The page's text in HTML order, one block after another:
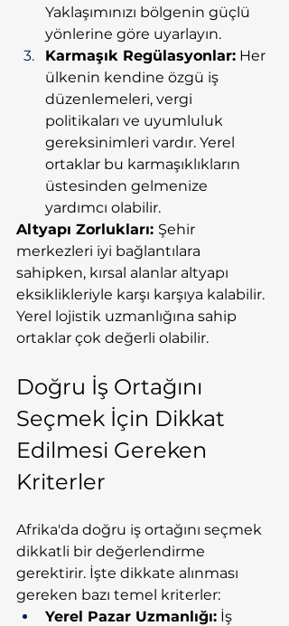
Yaklaşımınızı bölgenin güçlü
yönlerine göre uyarlayın.
Karmaşık Regülasyonlar: Her
ülkenin kendine özgü iş
düzenlemeleri, vergi
politikaları ve uyumluluk
gereksinimleri vardır. Yerel
ortaklar bu karmaşıklıkların
üstesinden gelmenize
yardımcı olabilir.
Altyapı Zorlukları: Şehir
merkezleri iyi bağlantılara
sahipken, kırsal alanlar altyapı
eksiklikleriyle karşı karşıya kalabilir.
Yerel lojistik uzmanlığına sahip
ortaklar çok değerli olabilir.
Doğru İş Ortağını
Seçmek İçin Dikkat
Edilmesi Gereken
Kriterler
Afrika'da doğru iş ortağını seçmek
dikkatli bir değerlendirme
gerektirir. İşte dikkate alınması
gereken bazı temel kriterler:
Yerel Pazar Uzmanlığı: İş